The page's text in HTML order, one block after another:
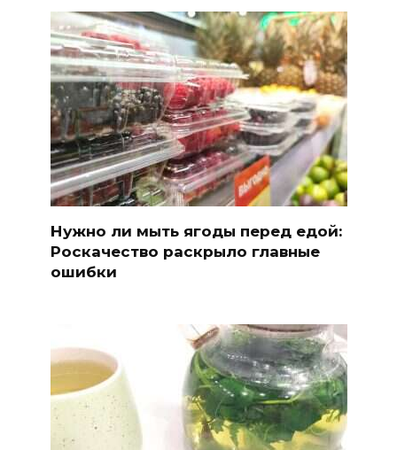
Нужно ли мыть ягоды перед едой:
Роскачество раскрыло главные
ошибки